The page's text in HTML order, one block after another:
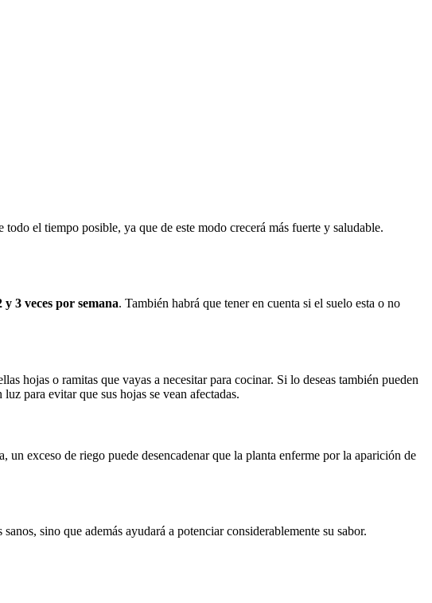
el tiempo posible, ya que de este modo crecerá más fuerte y saludable.
3 veces por semana. También habrá que tener en cuenta si el suelo esta o no
hojas o ramitas que vayas a necesitar para cocinar. Si lo deseas también pueden
para evitar que sus hojas se vean afectadas.
un exceso de riego puede desencadenar que la planta enferme por la aparición de
sino que además ayudará a potenciar considerablemente su sabor.